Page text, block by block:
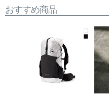
おすすめ商品